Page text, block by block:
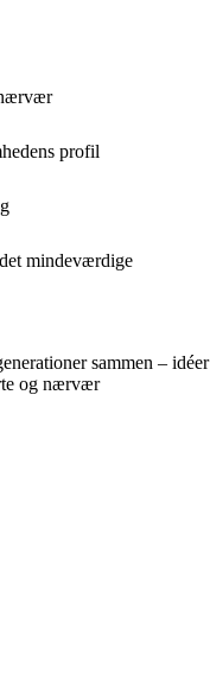
nærvær
profil
mindeværdige
sammen – idéer
og nærvær